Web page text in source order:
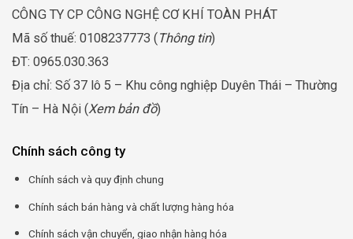
CÔNG TY CP CÔNG NGHỆ CƠ KHÍ TOÀN PHÁT
Mã số thuế: 0108237773 (Thông tin)
ĐT: 0965.030.363
Địa chỉ: Số 37 lô 5 – Khu công nghiệp Duyên Thái – Thường
Tín – Hà Nội (Xem bản đồ)
Chính sách công ty
Chính sách và quy định chung
Chính sách bán hàng và chất lượng hàng hóa
Chính sách vận chuyển, giao nhận hàng hóa